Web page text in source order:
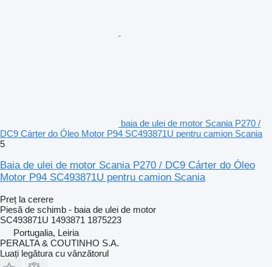
baia de ulei de motor Scania P270 /
DC9 Cárter do Óleo Motor P94 SC493871U pentru camion Scania
5
Baia de ulei de motor Scania P270 / DC9 Cárter do Óleo
Motor P94 SC493871U pentru camion Scania
Preț la cerere
Piesă de schimb - baia de ulei de motor
SC493871U 1493871 1875223
Portugalia, Leiria
PERALTA & COUTINHO S.A.
Luați legătura cu vânzătorul